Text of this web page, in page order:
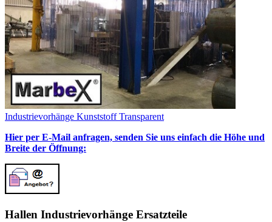
Industrievorhänge Kunststoff Transparent
Hier per E-Mail anfragen, senden Sie uns einfach die Höhe und
Breite der Öffnung:
Hallen Industrievorhänge Ersatzteile